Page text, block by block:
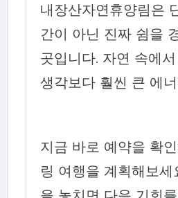
내장산자연휴양림은
간이 아닌 진짜 쉼을
곳입니다. 자연 속에
생각보다 훨씬 큰 에
지금 바로 예약을 확
링 여행을 계획해보세